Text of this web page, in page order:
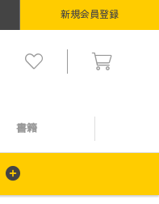
新規会員登録
書籍